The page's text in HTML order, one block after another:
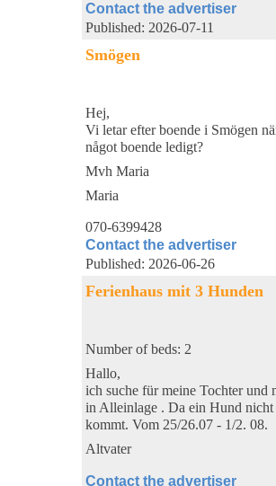
Contact the advertiser
Published: 2026-07-11
Smögen
Hej,
Vi letar efter boende i Smögen
något boende ledigt?
Mvh Maria
Maria
070-6399428
Contact the advertiser
Published: 2026-06-26
Ferienhaus mit 3 Hunden
Number of beds: 2
Hallo,
ich suche für meine Tochter und
in Alleinlage . Da ein Hund
kommt. Vom 25/26.07 - 1/2. 08.
Altvater
Contact the advertiser